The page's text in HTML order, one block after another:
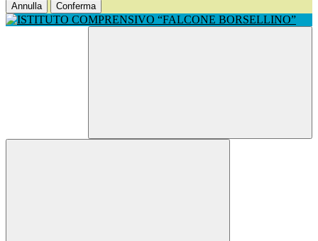
Annulla Conferma